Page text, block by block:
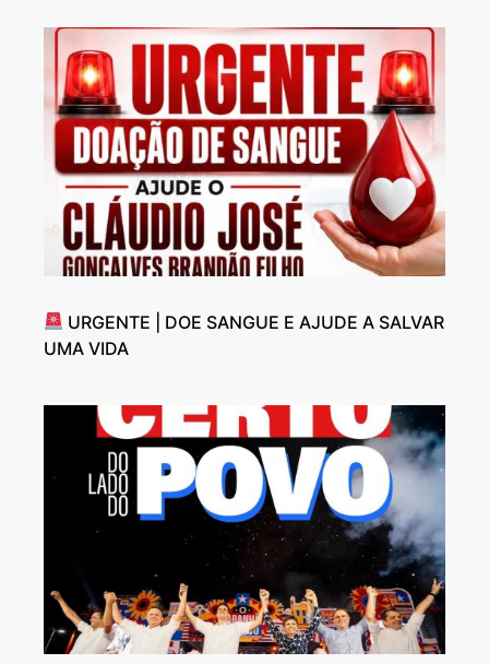
URGENTE | DOE SANGUE E AJUDE A SALVAR
UMA VIDA